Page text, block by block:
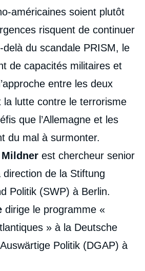
américaines soient plutôt
risquent de continuer
delà du scandale PRISM, le
de capacités militaires et
entre les deux
la lutte contre le terrorisme
que l’Allemagne et les
du mal à surmonter.
est chercheur senior
de la Stiftung
Politik (SWP) à Berlin.
dirige le programme «
» à la Deutsche
Politik (DGAP) à